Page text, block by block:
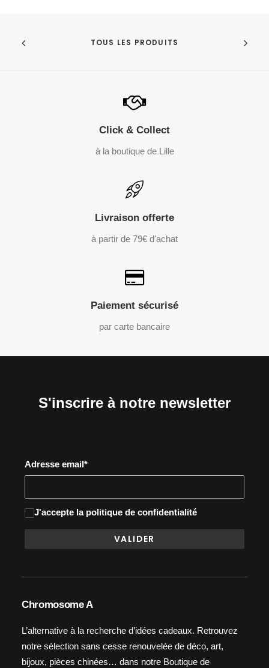
TOUS LES PRODUITS
Click & Collect
à la boutique de Lille
Livraison offerte
à partir de 79€ d'achat
Paiement sécurisé
par carte bancaire
S'inscrire à notre newsletter
Adresse email*
J'accepte la politique de confidentialité
Chromosome A
L’alternative à la recherche d’idées cadeaux. Retrouvez
notre sélection sans cesse renouvelée de déco, art,
bijoux, pièces chinées… dans notre Boutique de